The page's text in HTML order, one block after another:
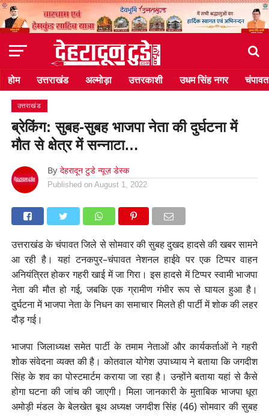
होम उत्तराखंड अल्मोड़ा उत्तरकाशी उधम सिंह नगर चंपावत
उत्तराखंड
ब्रेकिंग: सुबह-सुबह भाजपा नेता की दुर्घटना में
मौत से क्षेत्र में सन्नाटा…
By देहरादून टुडे न्यूज़ डेस्क
Published on August 1, 2022
उत्तराखंड के चंपावत जिले से सोमवार की सुबह दुखद हादसे की खबर सामने
आ रही है। यहां टनकपुर–चंपावत नेशनल हाईवे पर एक टिप्पर वाहन
अनियंत्रित होकर गहरी खाई में जा गिरा। इस हादसे में टिप्पर स्वामी भाजपा
नेता की मौत हो गई, जबकि एक ग्रामीण गंभीर रूप से घायल हुआ है।
दुर्घटना में भाजपा नेता के निधन का समाचार मिलते ही पार्टी में शोक की लहर
दौड़ गई।
भाजपा जिलाध्यक्ष समेत पार्टी के तमाम नेताओं और कार्यकर्ताओं ने गहरी
शोक संवेदना व्यक्त की है। कोतवाल योगेश उपाध्याय ने बताया कि जगदीश
सिंह के शव का पोस्टमार्टम कराया जा रहा है। उन्होंने बताया यहां से कैसे
होगा घटना की जांच की जाएगी। मिला जानकारी के मुताबिक भाजपा धूरा
अमोड़ी मंडल के बेलखेत बूथ अध्यक्ष जगदीश सिंह (46) सोमवार की सुबह